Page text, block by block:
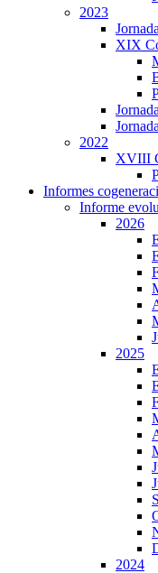
2023
XIX
2022
XVIII
Informes
Informe
2026
2025
2024